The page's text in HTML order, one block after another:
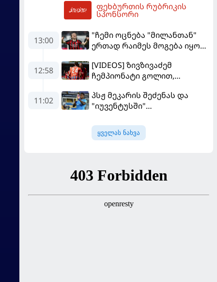
ფეხბურთის რუბრიკის
სპონსორი
13:00
"ჩემი ოცნება "მილანთან"
ერთად რაიმეს მოგება იყო" -
თავის მისიაზე ისაუბრა
12:58
[VIDEOS] ზივზივაძემ
ჩემპიონატი გოლით,
გამარჯვებით დაიწყო
11:02
პსჟ მეკარის შეძენას და
"იუვენტუსში"
ყველას ნახვა